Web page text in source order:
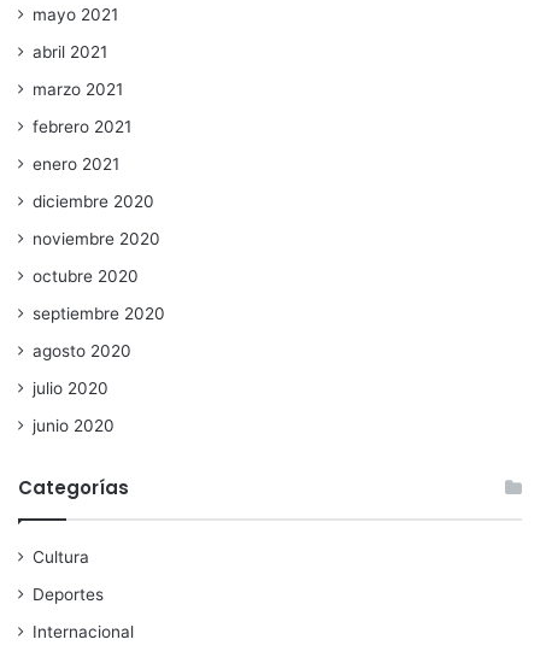
mayo 2021
abril 2021
marzo 2021
febrero 2021
enero 2021
diciembre 2020
noviembre 2020
octubre 2020
septiembre 2020
agosto 2020
julio 2020
junio 2020
Categorías
Cultura
Deportes
Internacional